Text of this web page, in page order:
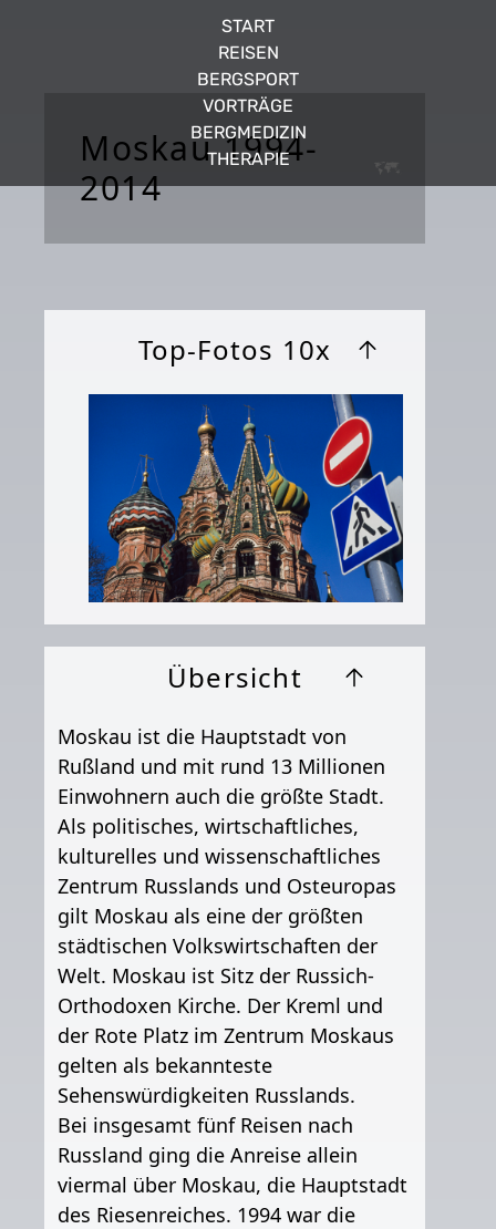
START
REISEN
BERGSPORT
VORTRÄGE
BERGMEDIZIN
THERAPIE
Moskau 1994-
2014
Top-Fotos 10x
Übersicht
Moskau ist die Hauptstadt von
Rußland und mit rund 13 Millionen
Einwohnern auch die größte Stadt.
Als politisches, wirtschaftliches,
kulturelles und wissenschaftliches
Zentrum Russlands und Osteuropas
gilt Moskau als eine der größten
städtischen Volkswirtschaften der
Welt. Moskau ist Sitz der Russich-
Orthodoxen Kirche. Der Kreml und
der Rote Platz im Zentrum Moskaus
gelten als bekannteste
Sehenswürdigkeiten Russlands.
Bei insgesamt fünf Reisen nach
Russland ging die Anreise allein
viermal über Moskau, die Hauptstadt
des Riesenreiches. 1994 war die